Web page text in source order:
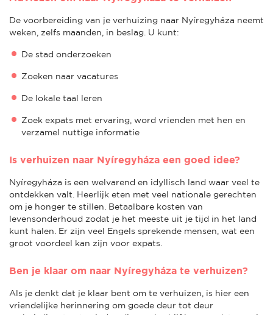
De voorbereiding van je verhuizing naar Nyíregyháza neemt
weken, zelfs maanden, in beslag. U kunt:
De stad onderzoeken
Zoeken naar vacatures
De lokale taal leren
Zoek expats met ervaring, word vrienden met hen en
verzamel nuttige informatie
Is verhuizen naar Nyíregyháza een goed idee?
Nyíregyháza is een welvarend en idyllisch land waar veel te
ontdekken valt. Heerlijk eten met veel nationale gerechten
om je honger te stillen. Betaalbare kosten van
levensonderhoud zodat je het meeste uit je tijd in het land
kunt halen. Er zijn veel Engels sprekende mensen, wat een
groot voordeel kan zijn voor expats.
Ben je klaar om naar Nyíregyháza te verhuizen?
Als je denkt dat je klaar bent om te verhuizen, is hier een
vriendelijke herinnering om goede deur tot deur